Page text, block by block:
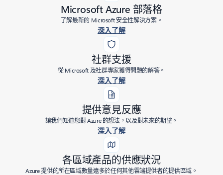
Microsoft Azure 部落格
了解最新的 Microsoft 安全性解決方案。
深入了解
社群支援
從 Microsoft 及社群專家獲得問題的解答。
深入了解
提供意見反應
讓我們知道您對 Azure 的想法，以及對未來的期望。
深入了解
各區域產品的供應狀況
Azure 提供的所在區域數量遠多於任何其他雲端提供者的提供區域。